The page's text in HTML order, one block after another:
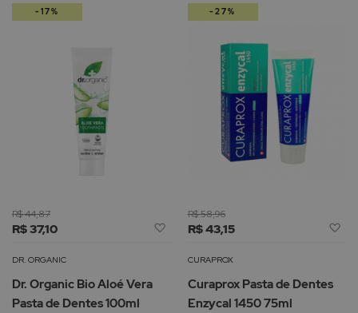
R$ 37,10
R$ 44,87
Adicionar
Lista
Desejos
DR. ORGANIC
Dr. Organic Bio Aloé Vera
Pasta de Dentes 100ml
-17%
R$ 43,15
R$ 58,96
CURAPROX
Curaprox Pasta de Dentes
Enzycal 1450 75ml
-27%